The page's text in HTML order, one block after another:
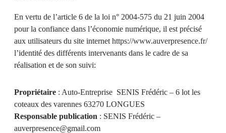
En vertu de l’article 6 de la loi n° 2004-575 du 21 juin 2004
pour la confiance dans l’économie numérique, il est précisé
aux utilisateurs du site internet https://www.auverpresence.fr/
l’identité des différents intervenants dans le cadre de sa
réalisation et de son suivi:
Propriétaire : Auto-Entreprise SENIS Frédéric – 6 lot les
coteaux des varennes 63270 LONGUES
Responsable publication : SENIS Frédéric –
auverpresence@gmail.com